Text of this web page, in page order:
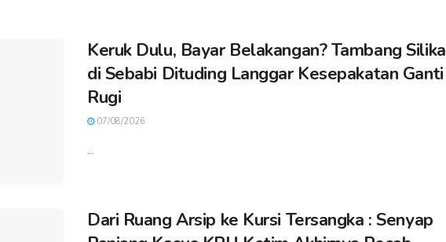
Keruk Dulu, Bayar Belakangan? Tambang Silika
di Sebabi Dituding Langgar Kesepakatan Ganti
Rugi
07/08/2026
Dari Ruang Arsip ke Kursi Tersangka : Senyap